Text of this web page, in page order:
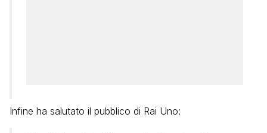
Infine ha salutato il pubblico di Rai Uno: